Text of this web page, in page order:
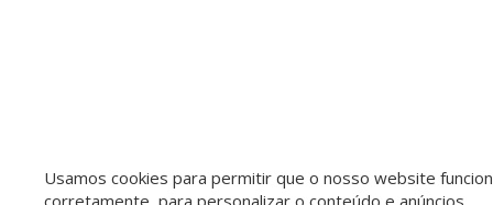
Usamos cookies para permitir que o nosso website
corretamente, para personalizar o conteúdo e anúncios,